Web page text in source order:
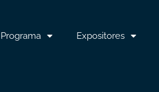
Programa Expositores